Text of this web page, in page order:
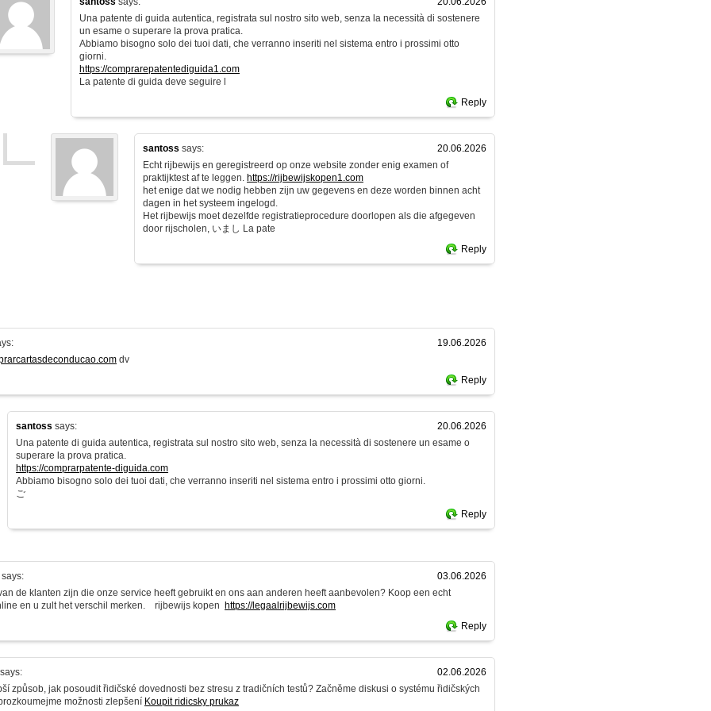
Una patente di guida autentica, registrata sul nostro sito web, senza la necessità di sostenere
un esame o superare la prova pratica.
Abbiamo bisogno solo dei tuoi dati, che verranno inseriti nel sistema entro i prossimi otto
giorni.
https://comprarepatentediguida1.com
La patente di guida deve seguire l
Reply
santoss says:
20.06.2026
Echt rijbewijs en geregistreerd op onze website zonder enig examen of
praktijktest af te leggen. https://rijbewijskopen1.com
het enige dat we nodig hebben zijn uw gegevens en deze worden binnen acht
dagen in het systeem ingelogd.
Het rijbewijs moet dezelfde registratieprocedure doorlopen als die afgegeven
door rijscholen, いまし La pate
Reply
19.06.2026
dv
Reply
santoss says:
20.06.2026
Una patente di guida autentica, registrata sul nostro sito web, senza la necessità di sostenere un esame o
superare la prova pratica.
https://comprarpatente-diguida.com
Abbiamo bisogno solo dei tuoi dati, che verranno inseriti nel sistema entro i prossimi otto giorni.
ご
Reply
says:
03.06.2026
de klanten zijn die onze service heeft gebruikt en ons aan anderen heeft aanbevolen? Koop een echt
en u zult het verschil merken. rijbewijs kopen https://legaalrijbewijs.com
Reply
says:
02.06.2026
způsob, jak posoudit řidičské dovednosti bez stresu z tradičních testů? Začněme diskusi o systému řidičských
možnosti zlepšení Koupit ridicsky prukaz